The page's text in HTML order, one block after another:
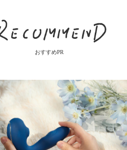
おすすめPR